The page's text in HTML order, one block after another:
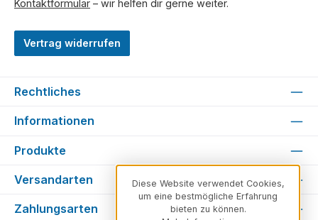
Kontaktformular – wir helfen dir gerne weiter.
Vertrag widerrufen
Rechtliches
Informationen
Produkte
Versandarten
Zahlungsarten
Diese Website verwendet Cookies,
um eine bestmögliche Erfahrung
bieten zu können.